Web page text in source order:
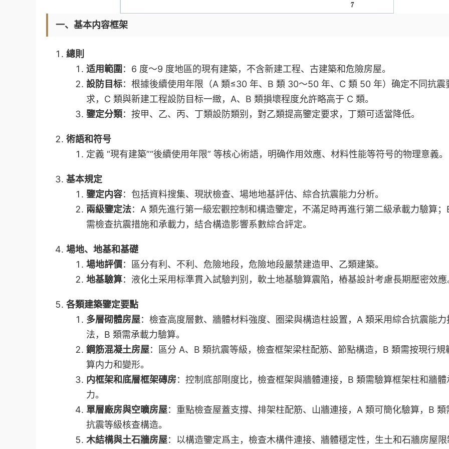
一、基本内容框架
總則
适用範圍 ：6 度～9 度地區的現有建築，不含新建工程、古建築和危險房屋。
設防目标：根據後續使用年限（A 類≤30 年、B 類 30～50 年、C 類 50 年）确定不同抗震
求，C 類與新建工程設防目标一緻，A、B 類損壞程度允許略高于 C 類。
鑒定分類：按甲、乙、丙、丁類設防類别，對乙類提高鑒定要求，丁類可适當降低。
術語和符号
定義 “現有建築”“後續使用年限” 等核心術語，明确作用效應、材料性能等符号的物理意義。
基本規定
鑒定内容：包括資料搜集、現狀檢查、場地地基評估、綜合抗震能力分析。
兩級鑒定法：A 類先進行第一級宏觀控制和構造鑒定，不滿足時再進行第二級承載力驗算；
需檢查抗震措施和承載力，結合構造影響系數綜合評定。
場地、地基和基礎
場地評價：區分有利、不利、危險地段，危險地段嚴禁建造甲、乙類建築。
地基驗算：液化土采用标準貫入試驗判别，軟土地基驗算震陷，樁基設計考慮長期壓密效應
各類建築鑒定要點
多層砌體房屋：檢查高度層數、牆體材料強度、圈梁與構造柱設置，A 類采用綜合抗震能力
法，B 類需承載力驗算。
鋼筋混凝土房屋：區分 A、B 類抗震等級，檢查框架梁柱配筋、節點構造，B 類需按現行規
算内力和變形。
内框架和底層框架磚房：控制底部剛度比，檢查框架與牆體連接，B 類需驗算框架柱和牆體
力。
單層廠房與空曠房屋：重點檢查屋蓋支撐、排架柱配筋、山牆連接，A 類可簡化驗算，B 類
抗震等級核查構造。
木結構與土石牆房屋：以構造鑒定爲主，檢查木構件連接、牆體穩定性，生土和石牆房屋